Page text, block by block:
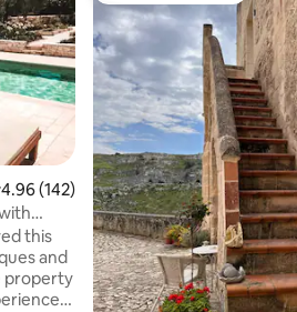
out of 5 average rating, 142 reviews
4.96 (142)
this
and
property